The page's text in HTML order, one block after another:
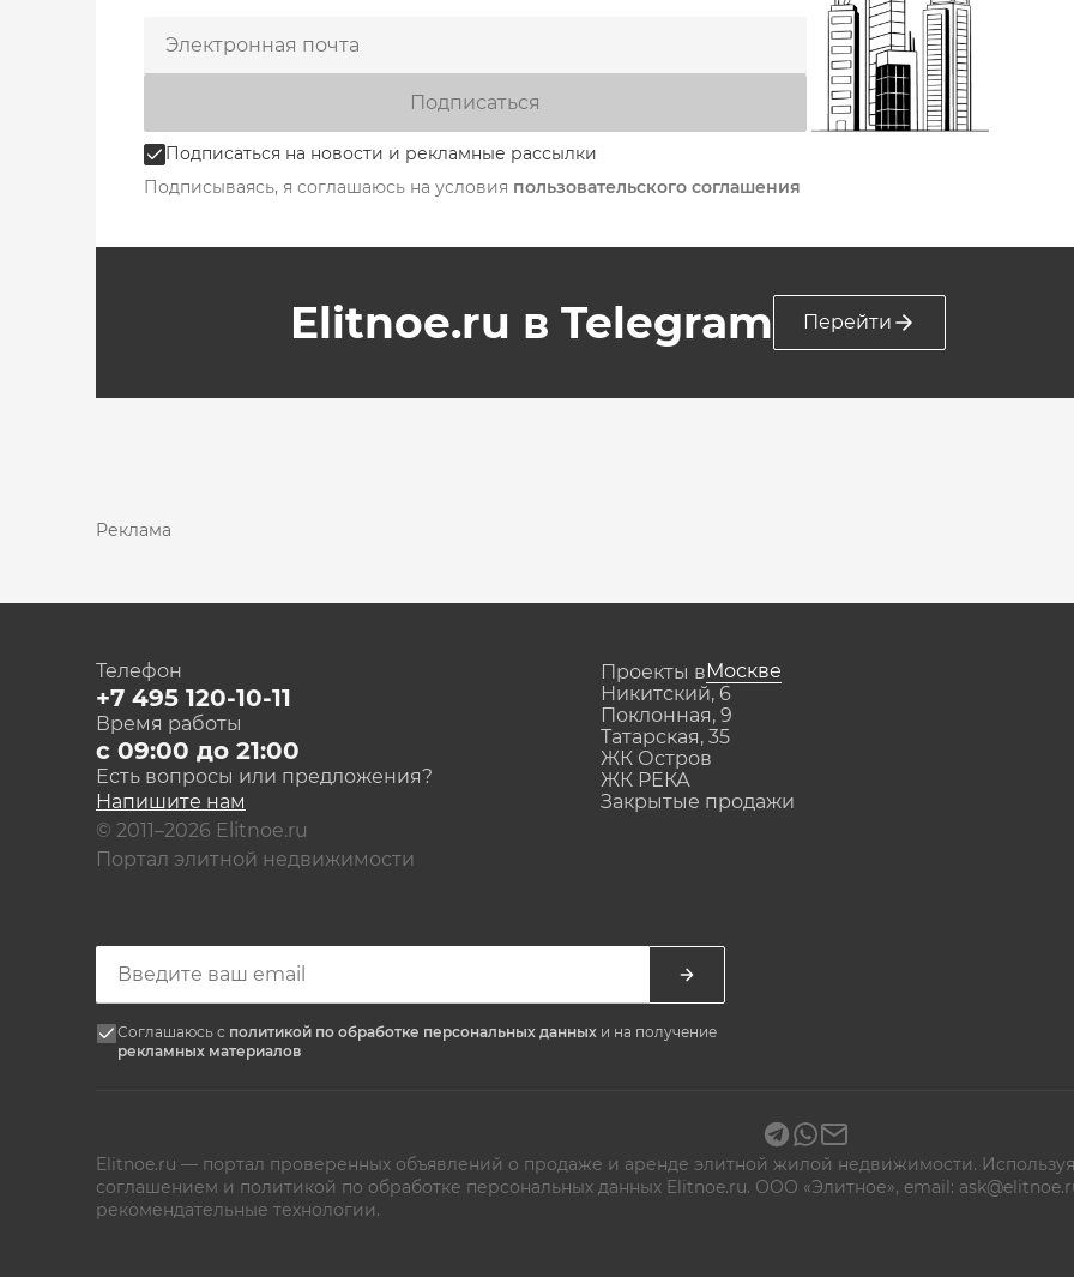
Подписаться на новости и рекламные рассылки
Подписаться
Подписываясь, я соглашаюсь на условия пользовательского соглашения
Elitnoe.ru в Telegram Перейти
Реклама
Телефон
+7 495 120-10-11
Время работы
с 09:00 до 21:00
Есть вопросы или предложения?
Напишите нам
© 2011–2026 Elitnoe.ru
Портал элитной недвижимости
Проекты вМоскве
Никитский, 6
Поклонная, 9
Татарская, 35
ЖК Остров
ЖК РЕКА
Закрытые продажи
Соглашаюсь с политикой по обработке персональных данных и на получение
рекламных материалов
Elitnoe.ru — портал проверенных объявлений о продаже и аренде элитной жилой недвижимости.
соглашением и политикой по обработке персональных данных Elitnoe.ru. ООО «Элитное», email:
рекомендательные технологии.